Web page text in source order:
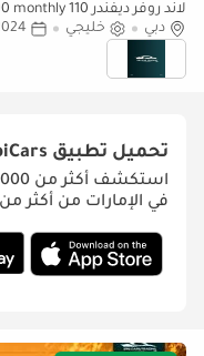
لاند روفر ديفندر 110 GCC specs 4,586.00 monthly
دبي
خليجي
تحميل تطبيق
في الإمارات من أكثر من 350 وكيل معتمد.